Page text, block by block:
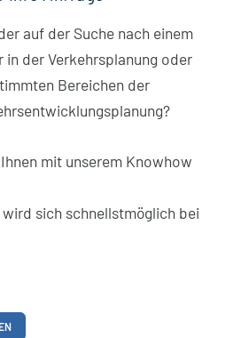
auf der Suche nach einem
der Verkehrsplanung oder
Bereichen der
mit unserem Knowhow
sich schnellstmöglich bei